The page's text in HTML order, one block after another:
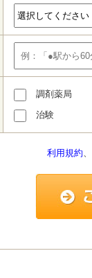
調剤薬局
治験
利用規約、